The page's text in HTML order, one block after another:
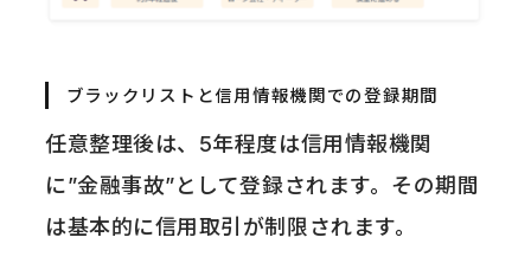
ブラックリストと信用情報機関での登録期間
任意整理後は、5年程度は信用情報機関
に”金融事故”として登録されます。その期間
は基本的に信用取引が制限されます。